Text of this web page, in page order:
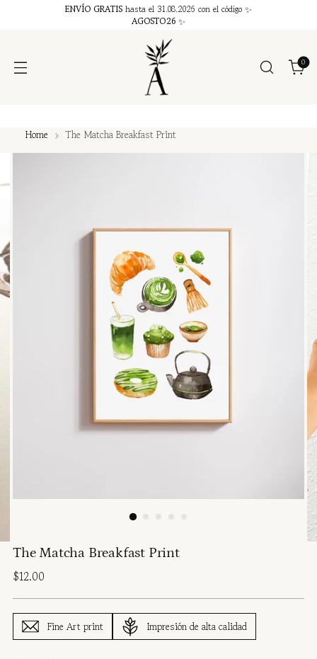
ENVÍO GRATIS hasta el 31.08.2026 con el código ✨
AGOSTO26 ✨
0
Home The Matcha Breakfast Print
The Matcha Breakfast Print
Regular
$12.00
Fine Art print Impresión de alta calidad